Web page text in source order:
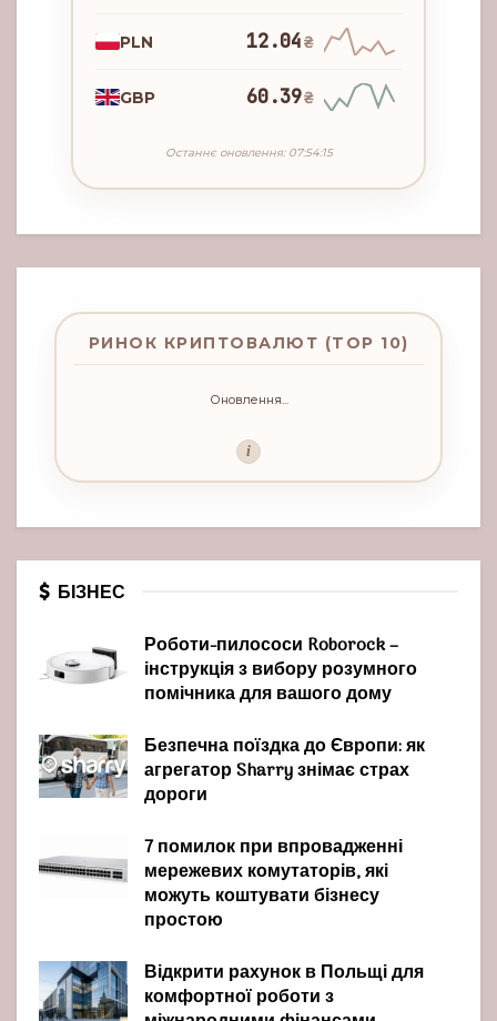
PLN 12.04₴
GBP 60.39₴
Останнє оновлення: 07:54:15
РИНОК КРИПТОВАЛЮТ (TOP 10)
Оновлення...
i
БІЗНЕС
Роботи-пилососи Roborock –
інструкція з вибору розумного
помічника для вашого дому
Безпечна поїздка до Європи: як
агрегатор Sharry знімає страх
дороги
7 помилок при впровадженні
мережевих комутаторів, які
можуть коштувати бізнесу
простою
Відкрити рахунок в Польщі для
комфортної роботи з